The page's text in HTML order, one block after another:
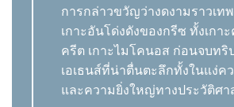
การกล่าวขวัญว่างดงามราวเท
เกาะอันโด่งดังของกรีซ ทั้งเกา
ครีต เกาะไมโคนอส ก่อนจบทริ
เอเธนส์ที่น่าตื่นตะลึกทั้งในแง่ค
และความยิ่งใหญ่ทางประวัติศา